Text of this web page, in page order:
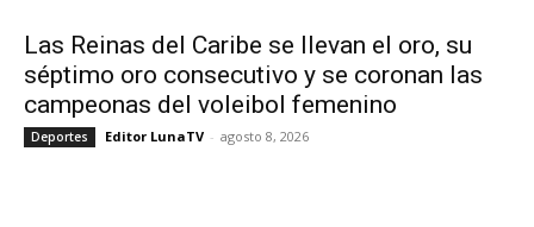
Las Reinas del Caribe se llevan el oro, su
séptimo oro consecutivo y se coronan las
campeonas del voleibol femenino
Deportes Editor LunaTV - agosto 8, 2026